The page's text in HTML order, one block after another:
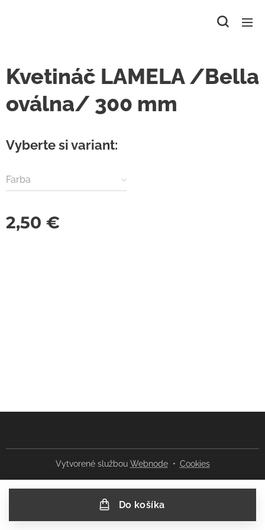
Kvetináč LAMELA /Bella
oválna/ 300 mm
Vyberte si variant:
Farba
2,50 €
Do košíka
Vytvorené službou Webnode Cookies